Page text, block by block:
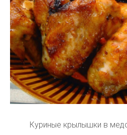
Куриные крылышки в